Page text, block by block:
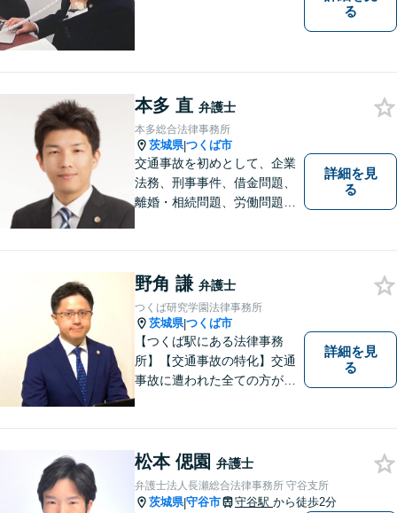
る
本多 直 弁護士
本多総合法律事務所
茨城県|つくば市
交通事故を初めとして、企業
法務、刑事事件、借金問題、
離婚・相続問題、労働問題そ
実・迅速・丁寧な事件処理を
心掛けています。
詳細を見
る
野角 謙 弁護士
つくば研究学園法律事務所
茨城県|つくば市
【つくば駅にある法律事務
所】【交通事故の特化】交通
事故に遭われた全ての方が適
ニケーションを大切にし、最
善の解決へと導きます。
詳細を見
る
松本 偲園 弁護士
弁護士法人長瀬総合法律事務所 守谷支所
茨城県|守谷市 守谷駅 から徒歩2分